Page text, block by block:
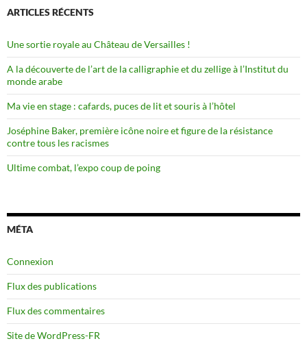
ARTICLES RÉCENTS
Une sortie royale au Château de Versailles !
A la découverte de l’art de la calligraphie et du zellige à l’Institut du
monde arabe
Ma vie en stage : cafards, puces de lit et souris à l’hôtel
Joséphine Baker, première icône noire et figure de la résistance
contre tous les racismes
Ultime combat, l’expo coup de poing
MÉTA
Connexion
Flux des publications
Flux des commentaires
Site de WordPress-FR